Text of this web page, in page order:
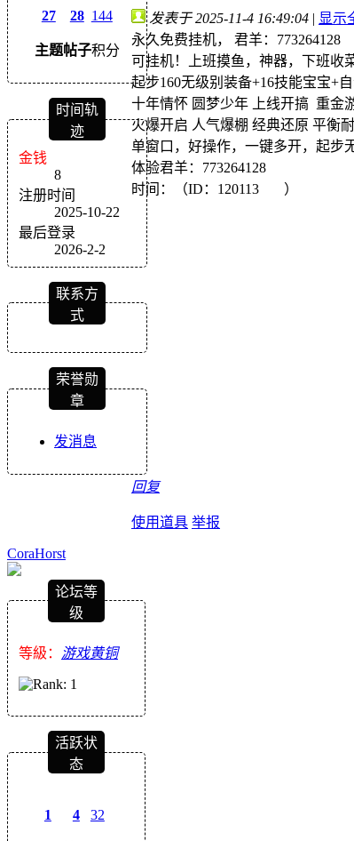
27
主题
28
帖子
144
积分
时间轨
迹
金钱
8
注册时间
2025-10-22
最后登录
2026-2-2
联系方
式
荣誉勋
章
发消息
发表于 2025-11-4 16:49:04 | 显示
永久免费挂机， 君羊：773264128
可挂机！上班摸鱼，神器，下班收
起步160无级别装备+16技能宝宝+
十年情怀 圆梦少年 上线开搞 重金
火爆开启 人气爆棚 经典还原 平衡
单窗口，好操作，一键多开，起步
体验君羊：773264128
时间：（ID：120113 ）
回复
使用道具 举报
CoraHorst
论坛等
级
等級： 游戏黄铜
活跃状
态
1 4 32